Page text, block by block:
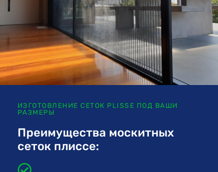
ИЗГОТОВЛЕНИЕ СЕТОК PLISSE ПОД ВАШИ
РАЗМЕРЫ
Преимущества москитных
сеток плиссе: